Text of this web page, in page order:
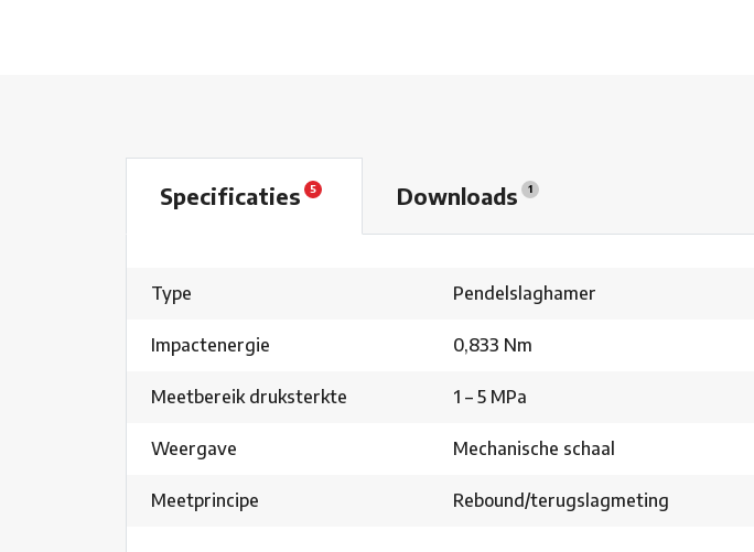
Specificaties 5 Downloads 1
Type Pendelslaghamer
Impactenergie 0,833 Nm
Meetbereik druksterkte 1 – 5 MPa
Weergave Mechanische schaal
Meetprincipe Rebound/terugslagmeting